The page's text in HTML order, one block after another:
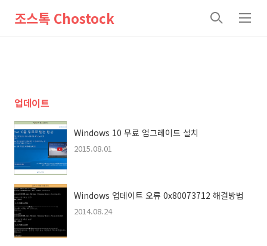
조스톡 Chostock
검
메
업데이트
Windows 10 무료 업그레이드 설치
2015.08.01
Windows 업데이트 오류 0x80073712 해결방법
2014.08.24